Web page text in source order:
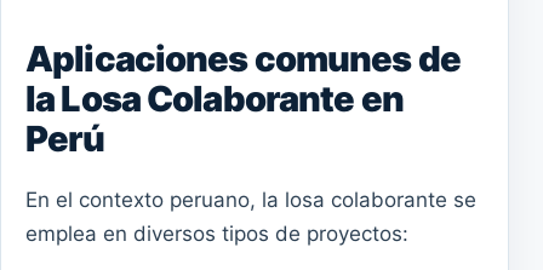
Aplicaciones comunes de
la Losa Colaborante en
Perú
En el contexto peruano, la losa colaborante se
emplea en diversos tipos de proyectos: